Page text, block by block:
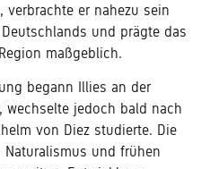
, verbrachte er nahezu sein
und prägte das
maßgeblich.
begann Illies an der
, wechselte jedoch bald nach
von Diez studierte. Die
und frühen